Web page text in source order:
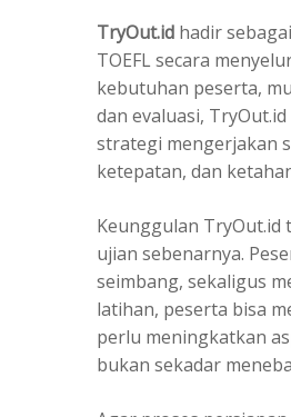
TryOut.id hadir
TOEFL secara
kebutuhan peserta,
dan evaluasi,
strategi mengerjakan
ketepatan, dan
Keunggulan TryOut.id
ujian sebenarnya.
seimbang, sekaligus
latihan, peserta bisa
perlu meningkatkan
bukan sekadar